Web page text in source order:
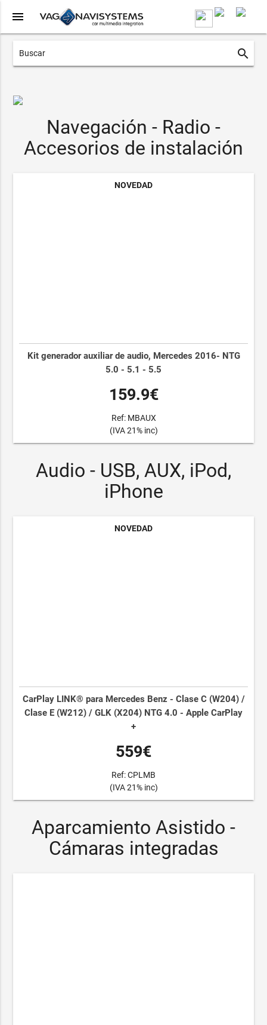
menu
search
Navegación - Radio -
Accesorios de instalación
NOVEDAD
Kit generador auxiliar de audio, Mercedes 2016- NTG
5.0 - 5.1 - 5.5
159.9€
Ref: MBAUX
(IVA 21% inc)
Audio - USB, AUX, iPod,
iPhone
NOVEDAD
CarPlay LINK® para Mercedes Benz - Clase C (W204) /
Clase E (W212) / GLK (X204) NTG 4.0 - Apple CarPlay
+
559€
Ref: CPLMB
(IVA 21% inc)
Aparcamiento Asistido -
Cámaras integradas